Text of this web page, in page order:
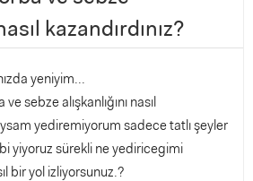
kazandırdınız?
yeniyim...
sebze alışkanlığını nasıl
yediremiyorum sadece tatlı şeyler
yiyoruz sürekli ne yediricegimi
bir yol izliyorsunuz.?